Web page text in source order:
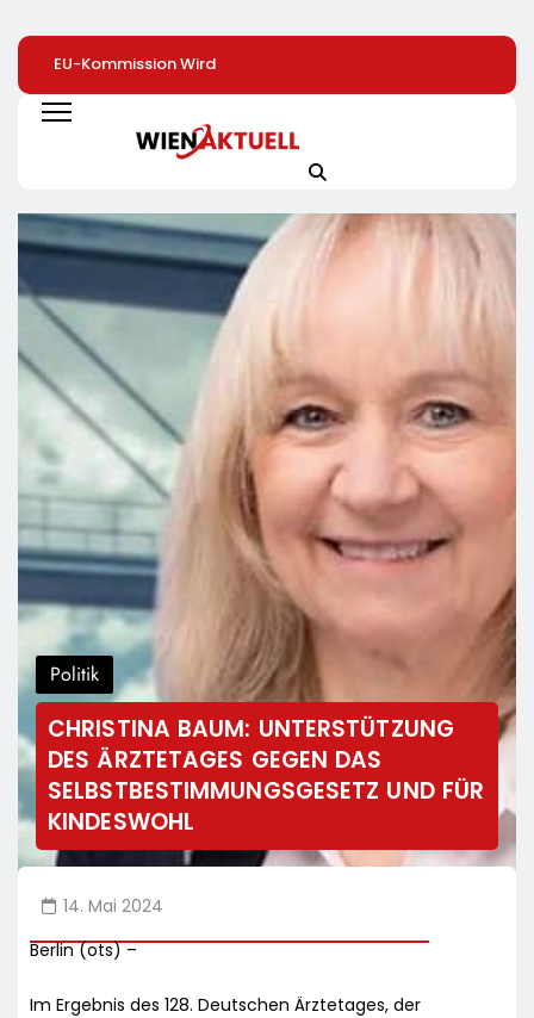
EU-Kommission Wird
Zur „Zentrale Der
Tierindustrie“ /
Tierschutzorganisation
Projektion In Brüssel
Die Nähe Der EU-
Kommission Zur
Tierindustrie An
Profitieren Deutlich
Weiterbildung
Zimmerpflanzen
Mehr Kreativität
Aktuelle Toom-
Umfrage Zeigt
Positive Effekte
Politik
CHRISTINA BAUM: UNTERSTÜTZUNG
DES ÄRZTETAGES GEGEN DAS
SELBSTBESTIMMUNGSGESETZ UND FÜR
KINDESWOHL
14. Mai 2024
Berlin (ots) –
Im Ergebnis des 128. Deutschen Ärztetages, der